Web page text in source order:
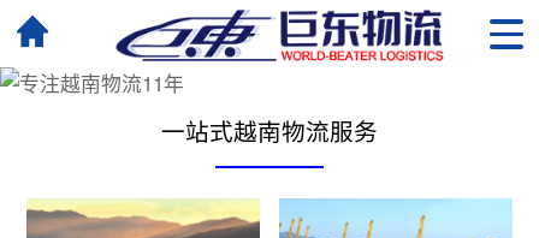
一站式越南物流服务